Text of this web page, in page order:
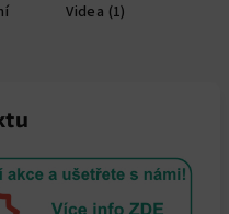
Videa (1)